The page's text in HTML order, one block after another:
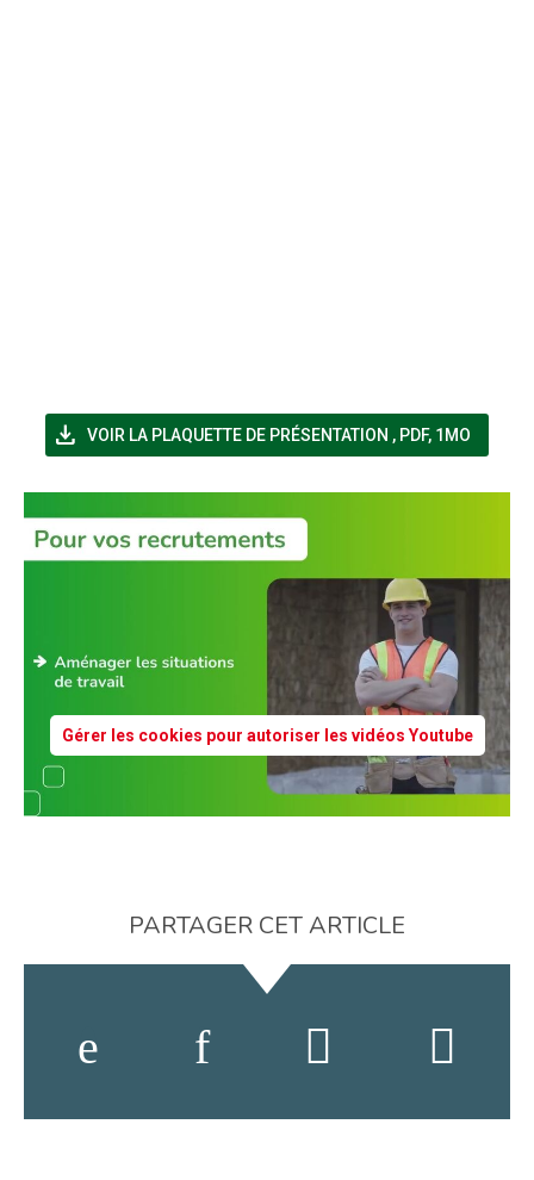
file_download VOIR LA PLAQUETTE DE PRÉSENTATION (NOUVELLE
, PDF, 1MO
Gérer les cookies pour autoriser les vidéos Youtube
PARTAGER CET ARTICLE